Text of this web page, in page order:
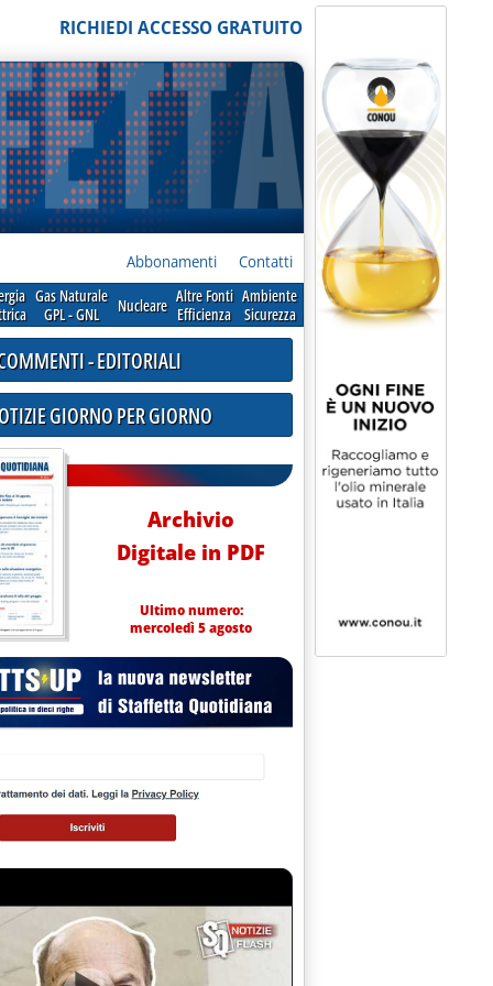
RICHIEDI ACCESSO GRATUITO
Abbonamenti Contatti
Gas Naturale
GPL - GNL
Nucleare Altre Fonti
Efficienza
Ambiente
Sicurezza
ALLA "BOZZA" PER IL CIPE MA L'APPROVAZIONE SLITTA A
- EDITORIALI
GIORNO PER GIORNO
Archivio
Digitale in PDF
Ultimo numero:
mercoledì 5 agosto